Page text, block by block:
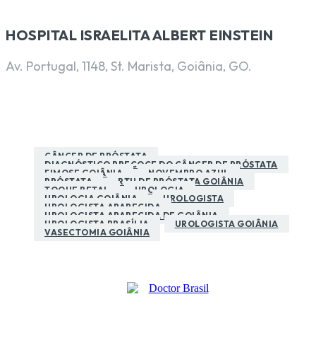
HOSPITAL ISRAELITA ALBERT EINSTEIN
Av. Portugal, 1148, St. Marista, Goiânia, GO.
CÂNCER DE PRÓSTATA
DIAGNÓSTICO PRECOCE DO CÂNCER DE PRÓSTATA
FIMOSE GOIÂNIA
NOVEMBRO AZUL
PRÓSTATA
RTU DE PRÓSTATA GOIÂNIA
TOQUE RETAL
UROLOGIA
UROLOGIA GOIÂNIA
UROLOGISTA
UROLOGISTA APARECIDA
UROLOGISTA APARECIDA DE GOIÂNIA
UROLOGISTA BRASÍLIA
UROLOGISTA GOIÂNIA
VASECTOMIA GOIÂNIA